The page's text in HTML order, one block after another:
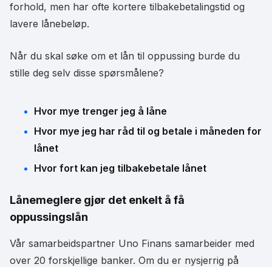
forhold, men har ofte kortere tilbakebetalingstid og
lavere lånebeløp.
Når du skal søke om et lån til oppussing burde du
stille deg selv disse spørsmålene?
Hvor mye trenger jeg å låne
Hvor mye jeg har råd til og betale i måneden for
lånet
Hvor fort kan jeg tilbakebetale lånet
Lånemeglere gjør det enkelt å få
oppussingslån
Vår samarbeidspartner Uno Finans samarbeider med
over 20 forskjellige banker. Om du er nysjerrig på